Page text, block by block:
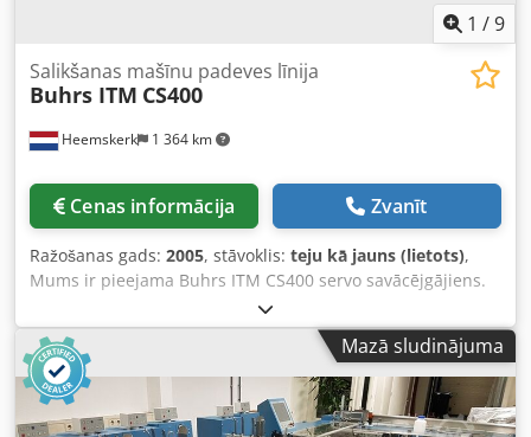
1 /9
Heemskerk 1 364 km
Salikšanas mašīnu padeves līnija
Buhrs ITM CS400
Cenas informācija Zvanīt
Ražošanas gads: 2005, stāvoklis: teju kā jauns (lietots),
Mums ir pieejama Buhrs ITM CS400 servo savācējgājiens.
Jūsu iekārta par īsu? Ar šo līniju jūs uzreiz iegūstat 6
papildu padevējus! Izgatavošanas gads: 2005, lietota maz.
Tomēr mēs pārdodam šo savācējgājienu pēc pilnīgas
apkopas un varam to aprīkot ar padevējiem. Pieejami gan
rotācijas, gan berzes padevēji. Dwodpomuzuaefx Alxoa
Mazā sludinājuma